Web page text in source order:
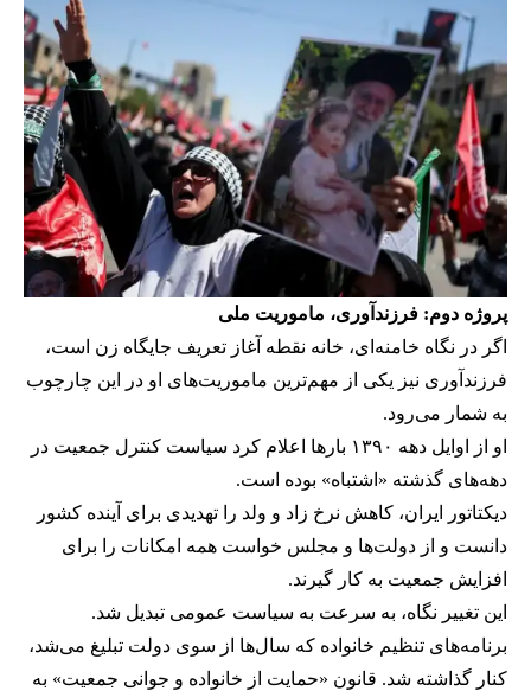
پروژه دوم: فرزندآوری، ماموریت ملی
اگر در نگاه خامنه‌ای، خانه نقطه آغاز تعریف جایگاه زن است،
فرزندآوری نیز یکی از مهم‌ترین ماموریت‌های او در این چارچوب
به شمار می‌رود.
او از اوایل دهه ۱۳۹۰ بارها اعلام کرد سیاست کنترل جمعیت در
دهه‌های گذشته «اشتباه» بوده است.
دیکتاتور ایران، کاهش نرخ زاد و ولد را تهدیدی برای آینده کشور
دانست و از دولت‌ها و مجلس خواست همه امکانات را برای
افزایش جمعیت به کار گیرند.
این تغییر نگاه، به سرعت به سیاست عمومی تبدیل شد.
برنامه‌های تنظیم خانواده که سال‌ها از سوی دولت تبلیغ می‌شد،
کنار گذاشته شد. قانون «حمایت از خانواده و جوانی جمعیت» به